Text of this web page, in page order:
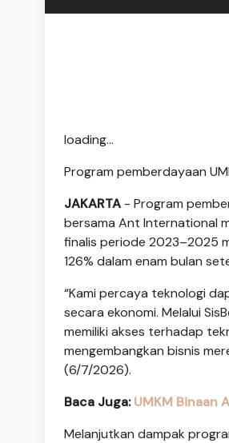
loading...
Program pemberdayaan
JAKARTA - Program
bersama Ant International
finalis periode 2023–2025
126% dalam enam bulan
“Kami percaya teknologi
secara ekonomi. Melalui
memiliki akses terhadap
mengembangkan bisnis
(6/7/2026).
Baca Juga:UMKM Binaan
Melanjutkan dampak